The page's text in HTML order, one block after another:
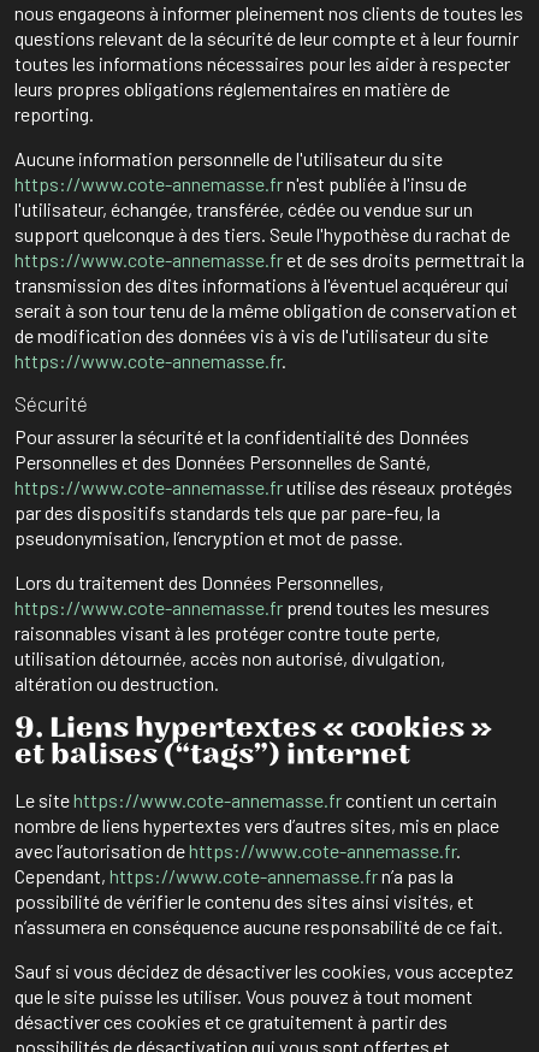
nous engageons à informer pleinement nos clients de toutes les
questions relevant de la sécurité de leur compte et à leur fournir
toutes les informations nécessaires pour les aider à respecter
leurs propres obligations réglementaires en matière de
reporting.
Aucune information personnelle de l'utilisateur du site
https://www.cote-annemasse.frn'est publiée à l'insu de
l'utilisateur, échangée, transférée, cédée ou vendue sur un
support quelconque à des tiers. Seule l'hypothèse du rachat de
https://www.cote-annemasse.fret de ses droits permettrait la
transmission des dites informations à l'éventuel acquéreur qui
serait à son tour tenu de la même obligation de conservation et
de modification des données vis à vis de l'utilisateur du site
https://www.cote-annemasse.fr.
Sécurité
Pour assurer la sécurité et la confidentialité des Données
Personnelles et des Données Personnelles de Santé,
https://www.cote-annemasse.frutilise des réseaux protégés
par des dispositifs standards tels que par pare-feu, la
pseudonymisation, l’encryption et mot de passe.
Lors du traitement des Données Personnelles,
https://www.cote-annemasse.fr prend toutes les mesures
raisonnables visant à les protéger contre toute perte,
utilisation détournée, accès non autorisé, divulgation,
altération ou destruction.
9. Liens hypertextes « cookies »
et balises (“tags”) internet
Le sitehttps://www.cote-annemasse.frcontient un certain
nombre de liens hypertextes vers d’autres sites, mis en place
avec l’autorisation dehttps://www.cote-annemasse.fr.
Cependant, https://www.cote-annemasse.frn’a pas la
possibilité de vérifier le contenu des sites ainsi visités, et
n’assumera en conséquence aucune responsabilité de ce fait.
Sauf si vous décidez de désactiver les cookies, vous acceptez
que le site puisse les utiliser. Vous pouvez à tout moment
désactiver ces cookies et ce gratuitement à partir des
possibilités de désactivation qui vous sont offertes et